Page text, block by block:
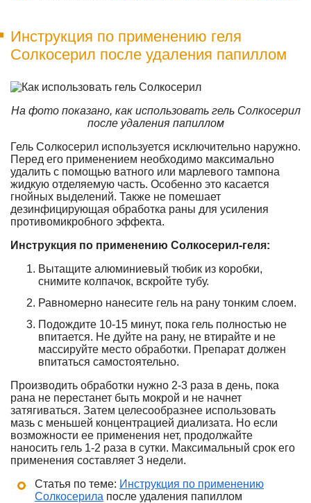
Инструкция по применению геля
Солкосерил после удаления папиллом
На фото показано, как использовать гель Солкосерил
после удаления папиллом
Гель Солкосерил используется исключительно наружно.
Перед его применением необходимо максимально
удалить с помощью ватного или марлевого тампона
жидкую отделяемую часть. Особенно это касается
гнойных выделений. Также не помешает
дезинфицирующая обработка раны для усиления
противомикробного эффекта.
Инструкция по применению Солкосерил-геля:
Вытащите алюминиевый тюбик из коробки,
снимите колпачок, вскройте тубу.
Равномерно нанесите гель на рану тонким слоем.
Подождите 10-15 минут, пока гель полностью не
впитается. Не дуйте на рану, не втирайте и не
массируйте место обработки. Препарат должен
впитаться самостоятельно.
Производить обработки нужно 2-3 раза в день, пока
рана не перестанет быть мокрой и не начнет
затягиваться. Затем целесообразнее использовать
мазь с меньшей концентрацией диализата. Но если
возможности ее применения нет, продолжайте
наносить гель 1-2 раза в сутки. Максимальный срок его
применения составляет 3 недели.
Статья по теме: Инструкция по применению
Солкосерила после удаления папиллом